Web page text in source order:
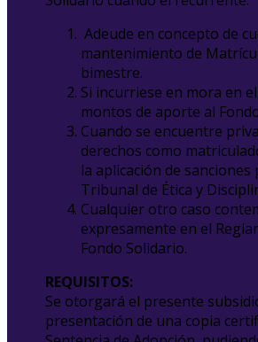
Adeude en concepto de
mantenimiento de
bimestre.
Si incurriese en mora en
montos de aporte al
Cuando se encuentre
derechos como
la aplicación de
Tribunal de Ética y
Cualquier otro caso
expresamente en el
Fondo Solidario.
REQUISITOS:
Se otorgará el presente
presentación de una copia